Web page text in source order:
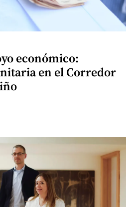
económico:
en el Corredor